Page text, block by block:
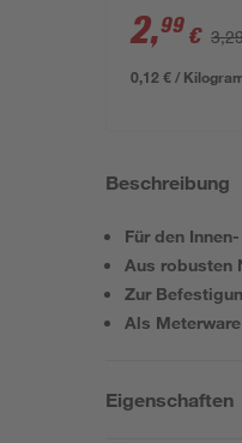
2,99 €
0,12 € /
Beschreibung
Für den
Aus robusten
Zur
Als
Eigenschaften